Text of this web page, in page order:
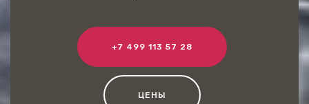
+7 499 113 57 28
ЦЕНЫ